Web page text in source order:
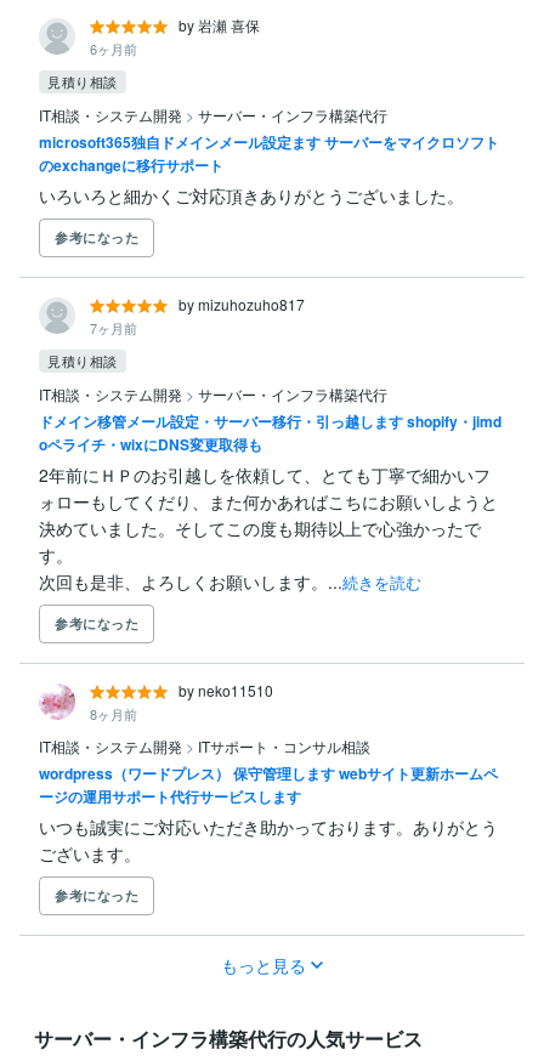
by 岩瀬 喜保
6ヶ月前
見積り相談
IT相談・システム開発 > サーバー・インフラ構築代行
microsoft365独自ドメインメール設定ます サーバーをマイクロソフト
のexchangeに移行サポート
いろいろと細かくご対応頂きありがとうございました。
参考になった
by mizuhozuho817
7ヶ月前
見積り相談
IT相談・システム開発 > サーバー・インフラ構築代行
ドメイン移管メール設定・サーバー移行・引っ越します shopify・jimd
oペライチ・wixにDNS変更取得も
2年前にＨＰのお引越しを依頼して、とても丁寧で細かいフ
ォローもしてくだり、また何かあればこちにお願いしようと
決めていました。そしてこの度も期待以上で心強かったで
す。
次回も是非、よろしくお願いします。...続きを読む
参考になった
by neko11510
8ヶ月前
IT相談・システム開発 > ITサポート・コンサル相談
wordpress（ワードプレス） 保守管理します webサイト更新ホームペ
ージの運用サポート代行サービスします
いつも誠実にご対応いただき助かっております。ありがとう
ございます。
参考になった
もっと見る
サーバー・インフラ構築代行の人気サービス